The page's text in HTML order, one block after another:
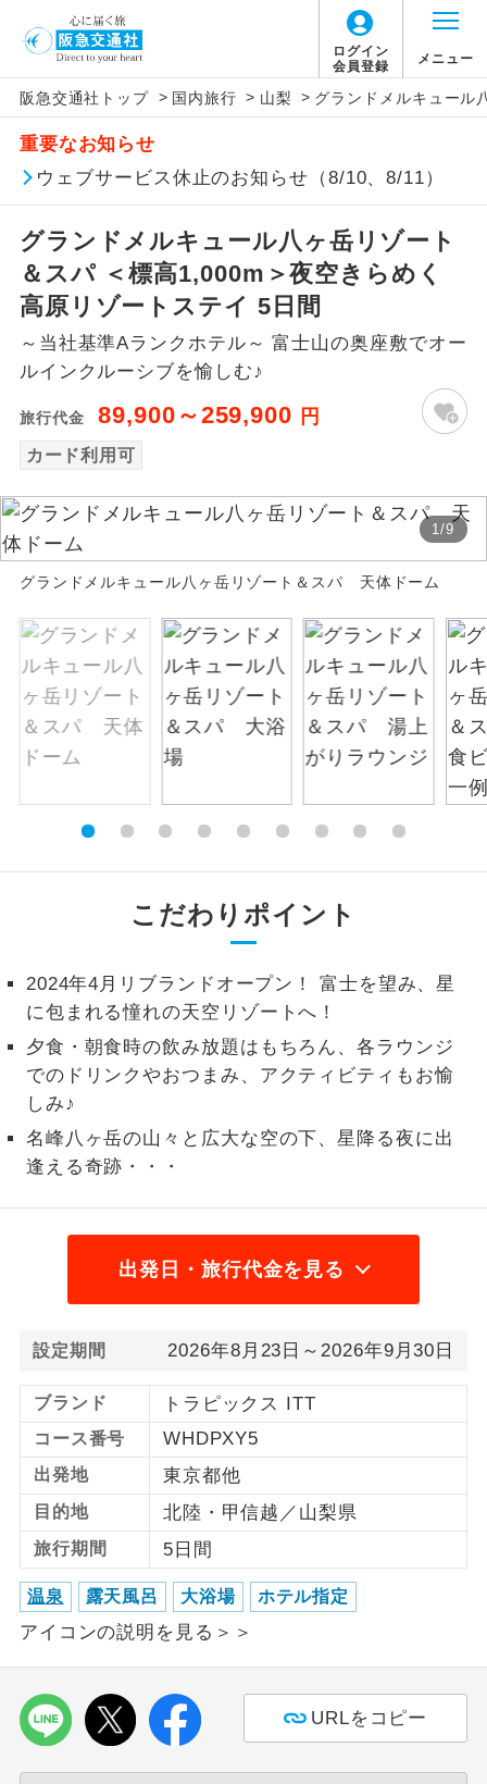
ログイン
会員登録
メニュー
阪急交通社トップ > 国内旅行 > 山梨 > グランドメルキュール
重要なお知らせ
ウェブサービス休止のお知らせ（8/10、8/11）
グランドメルキュール八ヶ岳リゾート
＆スパ ＜標高1,000m＞夜空きらめく
高原リゾートステイ 5日間
～当社基準Aランクホテル～ 富士山の奥座敷でオー
ルインクルーシブを愉しむ♪
旅行代金 89,900～259,900 円
カード利用可
1/9
グランドメルキュール八ヶ岳リゾート＆スパ 天体ドーム
こだわりポイント
2024年4月リブランドオープン！ 富士を望み、星
に包まれる憧れの天空リゾートへ！
夕食・朝食時の飲み放題はもちろん、各ラウンジ
でのドリンクやおつまみ、アクティビティもお愉
しみ♪
名峰八ヶ岳の山々と広大な空の下、星降る夜に出
逢える奇跡・・・
出発日・旅行代金を見る
設定期間 2026年8月23日～2026年9月30日
ブランド トラピックス ITT
コース番号 WHDPXY5
出発地 東京都他
目的地 北陸・甲信越／山梨県
旅行期間 5日間
温泉 露天風呂 大浴場 ホテル指定
アイコンの説明を見る＞＞
URLをコピー
アイコン 説明
添乗員同行
往路出発空港（駅）から復路到着空港
（駅）まで同行します。
現地添乗員同
現地到着空港（駅）から最終日出発空港
（駅）まで添乗員が同行します。
バスガイド乗
務
バスガイドが乗務し、車内での観光案内
があります。
世界遺産
絶景 絶景スポットに立ち寄るコースです。
温泉 温泉地にも宿泊するコースです。
ご宿泊ホテルに露天風呂が付いていま
す。
大浴場 ご宿泊ホテルに大浴場が付いています。
お部屋食
周りの音を気にせず、ガイドさんの説明
1名様催行
1名様から出発可能な個人型プランで
2名様催行
2名様から出発可能な個人型プランで
おひとり様参
加限定
おひとり様限定でご参加いただけるコー
ご夫婦限定
ご夫婦限定でご参加いただけるコースで
年齢制限あり
ご参加にあたり年齢に制限があるコース
です。
航空会社指定
利用航空会社が指定なので、ご出発の計
画にとても便利です。
ホテル指定
す。
ス2席利用
す。